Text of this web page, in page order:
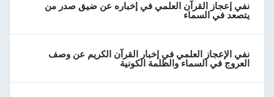
نفي إعجاز القرآن العلمي في إخباره عن ضيق صدر من
يتصعد في السماء
نفي الإعجاز العلمي في إخبار القرآن الكريم عن وصف
العروج في السماء والظلمة الكونية